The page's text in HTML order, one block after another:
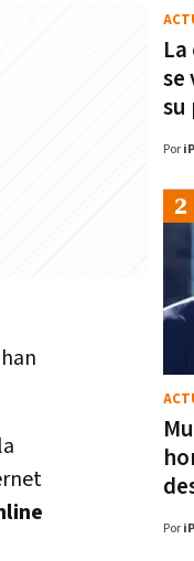
se
su
Por
Por